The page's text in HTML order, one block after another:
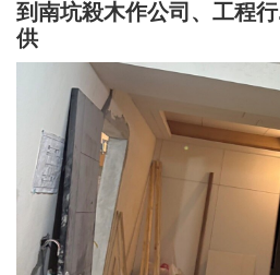
到南坑殺木作公司、工程
供